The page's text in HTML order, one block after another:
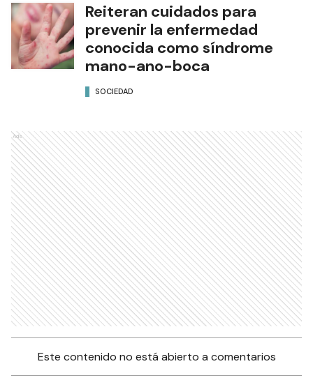
Reiteran cuidados para
prevenir la enfermedad
conocida como síndrome
mano-ano-boca
SOCIEDAD
Ads
Este contenido no está abierto a comentarios